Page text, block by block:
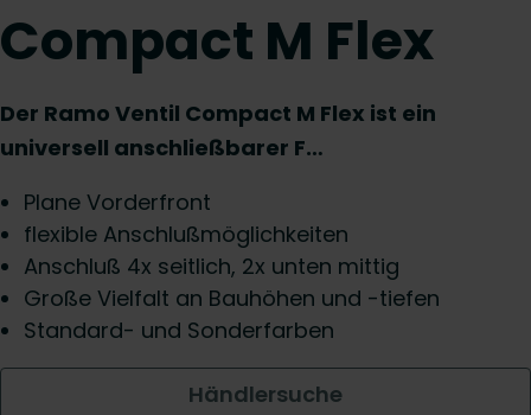
Compact M Flex
Der Ramo Ventil Compact M Flex ist ein
universell anschließbarer F…
Plane Vorderfront
flexible Anschlußmöglichkeiten
Anschluß 4x seitlich, 2x unten mittig
Große Vielfalt an Bauhöhen und -tiefen
Standard- und Sonderfarben
Händlersuche